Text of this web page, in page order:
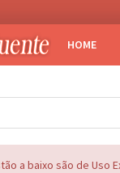
HOME
a baixo são de